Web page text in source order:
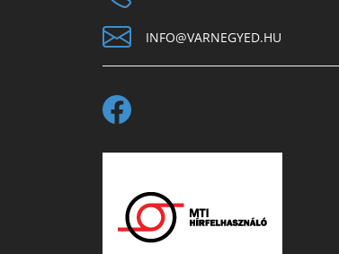
INFO@VARNEGYED.HU